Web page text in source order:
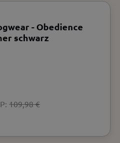
- Obedience
schwarz
109,98 €